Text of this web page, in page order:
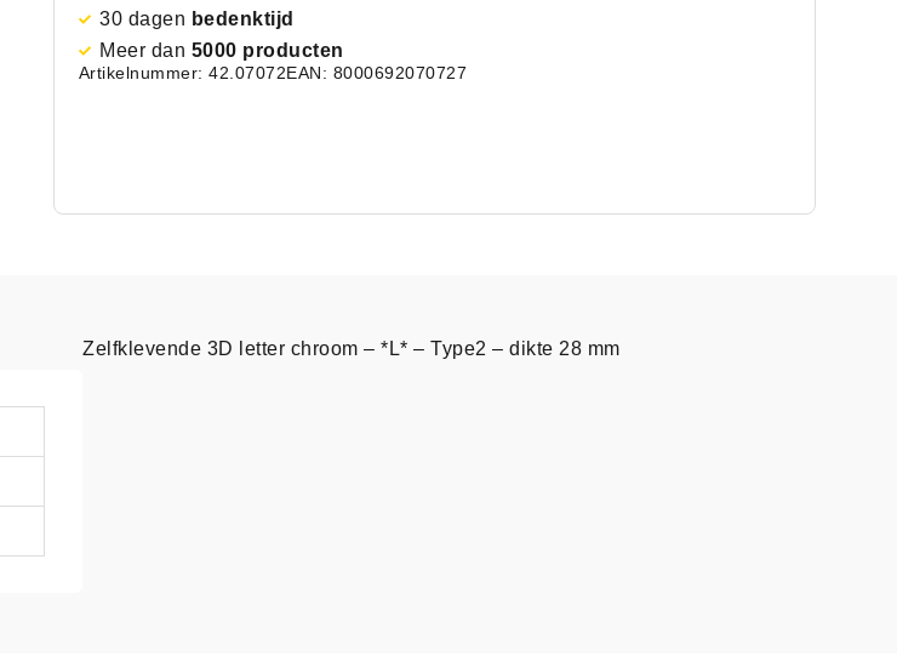
30 dagen bedenktijd
Meer dan 5000 producten
Artikelnummer: 42.07072EAN: 8000692070727
Zelfklevende 3D letter chroom – *L* – Type2 – dikte 28 mm